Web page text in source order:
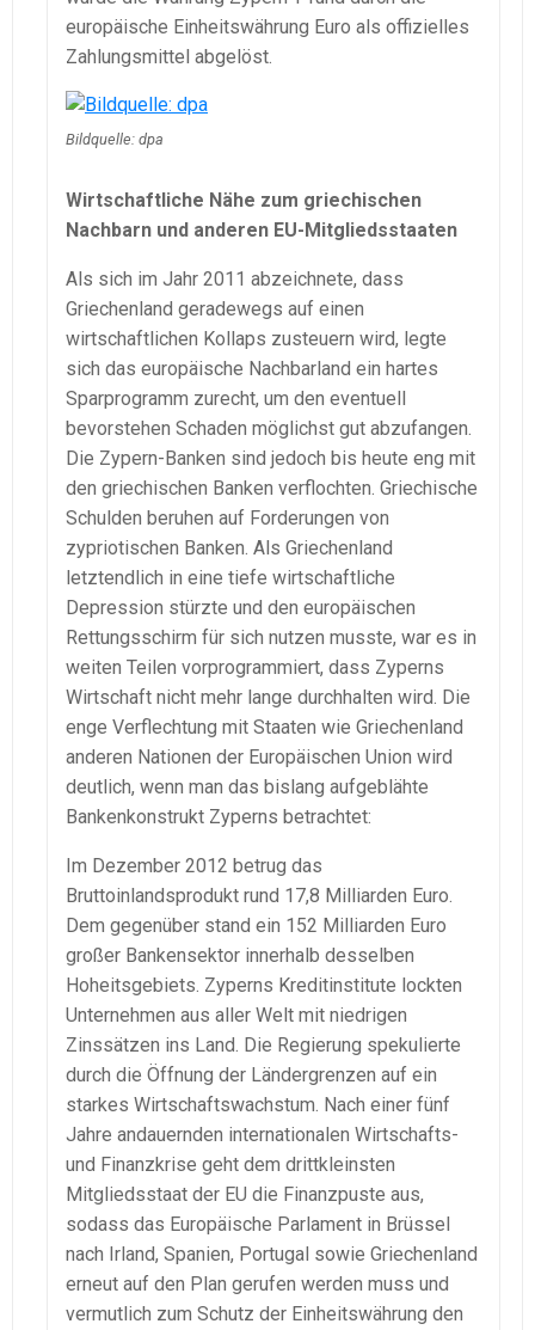
europäische Einheitswährung Euro als offizielles
Zahlungsmittel abgelöst.
Bildquelle: dpa
Wirtschaftliche Nähe zum griechischen
Nachbarn und anderen EU-Mitgliedsstaaten
Als sich im Jahr 2011 abzeichnete, dass
Griechenland geradewegs auf einen
wirtschaftlichen Kollaps zusteuern wird, legte
sich das europäische Nachbarland ein hartes
Sparprogramm zurecht, um den eventuell
bevorstehen Schaden möglichst gut abzufangen.
Die Zypern-Banken sind jedoch bis heute eng mit
den griechischen Banken verflochten. Griechische
Schulden beruhen auf Forderungen von
zypriotischen Banken. Als Griechenland
letztendlich in eine tiefe wirtschaftliche
Depression stürzte und den europäischen
Rettungsschirm für sich nutzen musste, war es in
weiten Teilen vorprogrammiert, dass Zyperns
Wirtschaft nicht mehr lange durchhalten wird. Die
enge Verflechtung mit Staaten wie Griechenland
anderen Nationen der Europäischen Union wird
deutlich, wenn man das bislang aufgeblähte
Bankenkonstrukt Zyperns betrachtet:
Im Dezember 2012 betrug das
Bruttoinlandsprodukt rund 17,8 Milliarden Euro.
Dem gegenüber stand ein 152 Milliarden Euro
großer Bankensektor innerhalb desselben
Hoheitsgebiets. Zyperns Kreditinstitute lockten
Unternehmen aus aller Welt mit niedrigen
Zinssätzen ins Land. Die Regierung spekulierte
durch die Öffnung der Ländergrenzen auf ein
starkes Wirtschaftswachstum. Nach einer fünf
Jahre andauernden internationalen Wirtschafts-
und Finanzkrise geht dem drittkleinsten
Mitgliedsstaat der EU die Finanzpuste aus,
sodass das Europäische Parlament in Brüssel
nach Irland, Spanien, Portugal sowie Griechenland
erneut auf den Plan gerufen werden muss und
vermutlich zum Schutz der Einheitswährung den